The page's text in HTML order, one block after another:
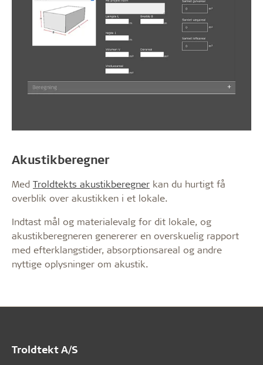
Akustikberegner
Med Troldtekts akustikberegner kan du hurtigt få
overblik over akustikken i et lokale.
Indtast mål og materialevalg for dit lokale, og
akustikberegneren genererer en overskuelig rapport
med efterklangstider, absorptionsareal og andre
nyttige oplysninger om akustik.
Troldtekt A/S